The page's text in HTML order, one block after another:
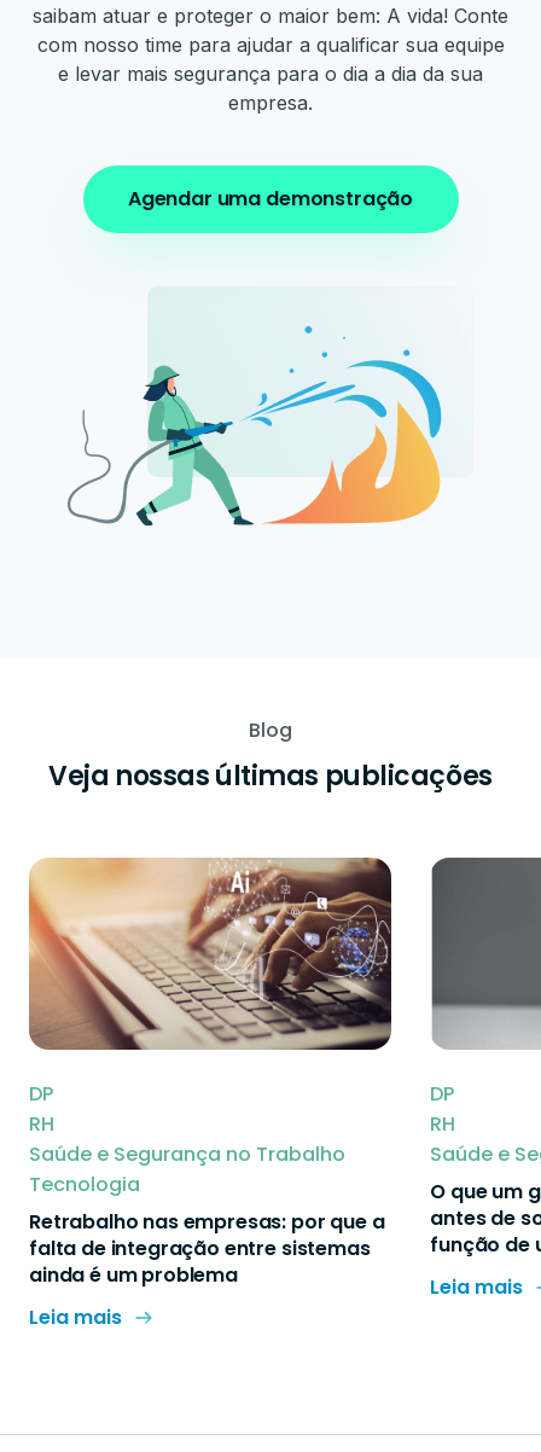
saibam atuar e proteger o maior bem: A vida! Conte
com nosso time para ajudar a qualificar sua equipe
e levar mais segurança para o dia a dia da sua
empresa.
Agendar uma demonstração
Blog
Veja nossas últimas publicações
DP
RH
Saúde e Segurança no Trabalho
Tecnologia
Retrabalho nas empresas: por que a
falta de integração entre sistemas
ainda é um problema
Leia mais
DP
RH
Saúde e
O que um
antes de
função de
Leia mais